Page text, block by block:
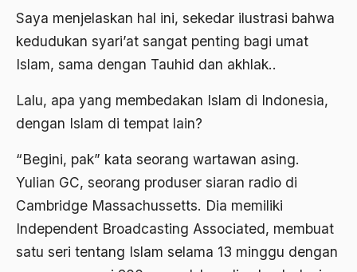
Saya menjelaskan hal ini, sekedar ilustrasi bahwa
kedudukan syari’at sangat penting bagi umat
Islam, sama dengan Tauhid dan akhlak..
Lalu, apa yang membedakan Islam di Indonesia,
dengan Islam di tempat lain?
“Begini, pak” kata seorang wartawan asing.
Yulian GC, seorang produser siaran radio di
Cambridge Massachussetts. Dia memiliki
Independent Broadcasting Associated, membuat
satu seri tentang Islam selama 13 minggu dengan
apa yang kau cari palupi
Aparat Keamanan
Apel Akbar NU
Ar-Raniry
arab
arabisasi
arafat